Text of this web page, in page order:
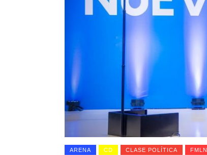
ARENA CD CLASE POLÍTICA FMLN